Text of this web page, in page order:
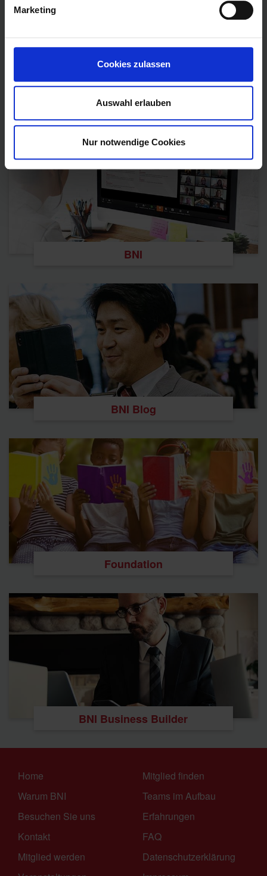
Marketing
Cookies zulassen
Auswahl erlauben
Nur notwendige Cookies
Erfahrungen
FAQ
Datenschutzerklärung
Impressum
BNI
BNI Blog
Foundation
BNI Business Builder
Home
Warum BNI
Besuchen Sie uns
Kontakt
Mitglied werden
Mitglied finden
Teams im Aufbau
Erfahrungen
FAQ
Datenschutzerklärung